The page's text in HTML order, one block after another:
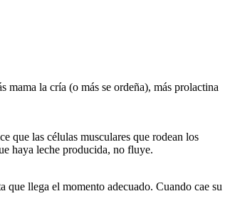
mama la cría (o más se ordeña), más prolactina
que las células musculares que rodean los
haya leche producida, no fluye.
que llega el momento adecuado. Cuando cae su